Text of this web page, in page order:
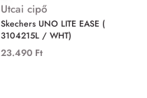
Utcai cipő
Skechers UNO LITE EASE (
3104215L / WHT)
23.490 Ft